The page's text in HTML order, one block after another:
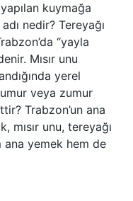
kuymağa
nedir? Tereyağı
“yayla
Mısır unu
yerel
veya zumur
Trabzon’un ana
mısır unu, tereyağı
ana yemek hem de